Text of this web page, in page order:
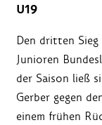
U19
Den dritten
Junioren
der Saison ließ
Gerber gegen
einem frühen